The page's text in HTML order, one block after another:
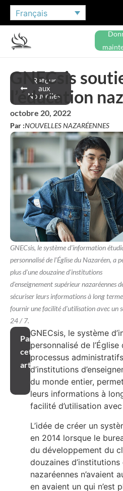
Français
Retour
aux
Nouvelles
GNECsis
l’éducation
octobre 20, 2022
Par :NOUVELLES NAZARÉENNES
GNECsis, le système d'information
personnalisé de l'Église du Nazaréen, a
plus d'une douzaine d'institutions
d'enseignement supérieur nazaréennes
sécuriser leurs informations à long
fournir une facilité d'utilisation avec un
24 / 7.
Partager
cet
article
GNECsis, le système
personnalisé de
processus
d’institutions
du monde entier,
leurs informations à
facilité d’utilisation
L’idée de créer un
en 2014 lorsque le
du développement du
douzaines d’institutions
nazaréennes n’avaient
en avaient un qui n’est